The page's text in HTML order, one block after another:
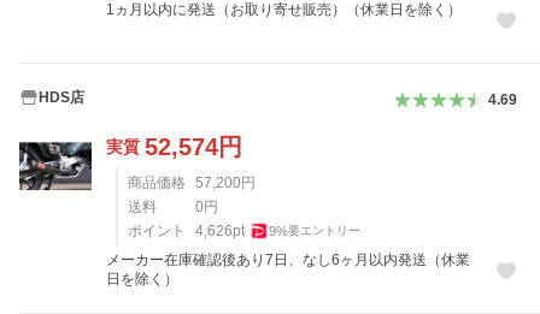
1ヵ月以内に発送（お取り寄せ販売）（休業日を除く）
HDS店 4.69
実質 52,574円
商品価格 57,200 円
送料
0 円
ポイント
4,626pt 9%要エントリー
メーカー在庫確認後あり7日、なし6ヶ月以内発送（休業
日を除く）